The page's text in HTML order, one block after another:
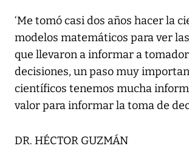
‘Me tomó casi dos años hacer la
modelos matemáticos para ver
que llevaron a informar a
decisiones, un paso muy
científicos tenemos mucha
valor para informar la toma de
DR. HÉCTOR GUZMÁN